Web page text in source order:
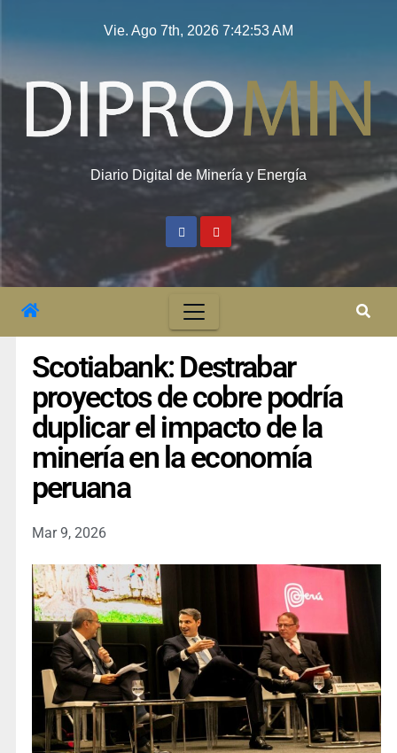
Vie. Ago 7th, 2026 7:42:53 AM
Diario Digital de Minería y Energía
Scotiabank: Destrabar
proyectos de cobre podría
duplicar el impacto de la
minería en la economía
peruana
Mar 9, 2026